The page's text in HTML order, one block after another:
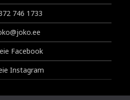
746 1733
Facebook
Instagram